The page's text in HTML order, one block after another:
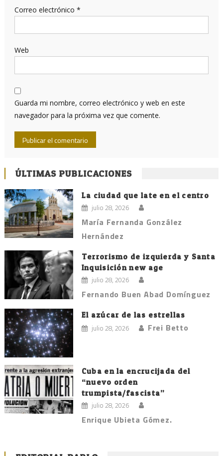
Correo electrónico *
Web
Guarda mi nombre, correo electrónico y web en este
navegador para la próxima vez que comente.
ÚLTIMAS PUBLICACIONES
La ciudad que late en el centro
julio 28, 2026
María Fernanda González
Hernández
Terrorismo de izquierda y Santa
Inquisición new age
julio 28, 2026
Fernando Buen Abad Domínguez
El azúcar de las estrellas
julio 28, 2026 Frei Betto
Cuba en la encrucijada del
“nuevo orden
trumpista/fascista”
julio 28, 2026
Enrique Ubieta Gómez.